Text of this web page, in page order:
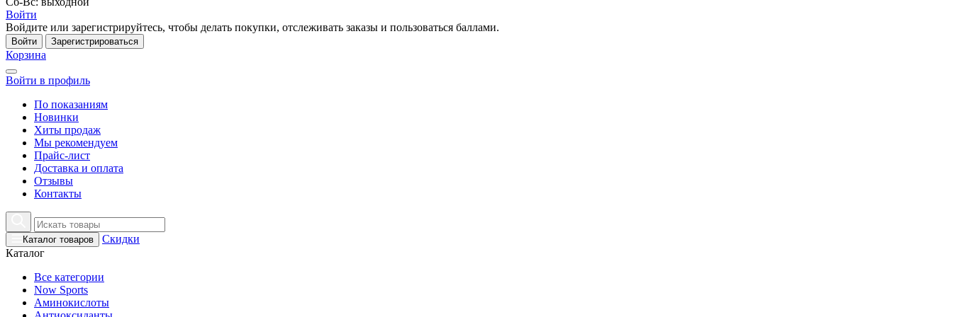
Войти
Войдите или зарегистрируйтесь, чтобы делать покупки, отслеживать заказы и пользоваться баллами.
Войти Зарегистрироваться
Корзина
Войти в профиль
По показаниям
Новинки
Хиты продаж
Мы рекомендуем
Прайс-лист
Доставка и оплата
Отзывы
Контакты
Каталог товаров
Скидки
Каталог
Все категории
Now Sports
Аминокислоты